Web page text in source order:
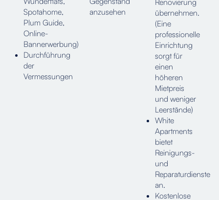
Spotahome,
Plum Guide,
Online-
Bannerwerbung)
Durchführung
der
Vermessungen
anzusehen
Renovierung
übernehmen.
(Eine
professionelle
Einrichtung
sorgt für
einen
höheren
Mietpreis
und weniger
Leerstände)
White
Apartments
bietet
Reinigungs-
und
Reparaturdienste
an.
Kostenlose